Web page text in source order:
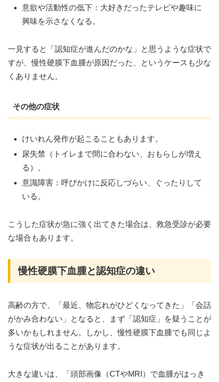
意欲や活動性の低下：大好きだったテレビや趣味に
興味を示さなくなる。
一見すると「認知症が進んだのかな」と思うような症状で
すが、慢性硬膜下血腫が原因だった、というケースも少な
くありません。
その他の症状
けいれん発作が起こることもあります。
尿失禁（トイレまで間に合わない、おもらしが増え
る）。
意識障害：呼びかけに反応しづらい、ぐったりして
いる。
こうした症状が急に強く出てきた場合は、救急受診が必要
な場合もあります。
慢性硬膜下血腫と認知症の違い
高齢の方で、「最近、物忘れがひどくなってきた」「会話
がかみ合わない」となると、まず「認知症」を疑うことが
多いかもしれません。しかし、慢性硬膜下血腫でも同じよ
うな症状が出ることがあります。
大きな違いは、「頭部画像（CTやMRI）で血腫がはっき